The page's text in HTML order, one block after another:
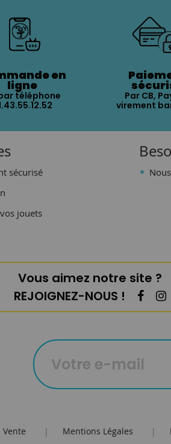
en
ligne
téléphone
Par CB,
virement
sécurisé
jouets
Vous aimez notre site ?
REJOIGNEZ-NOUS !
| Mentions Légales |